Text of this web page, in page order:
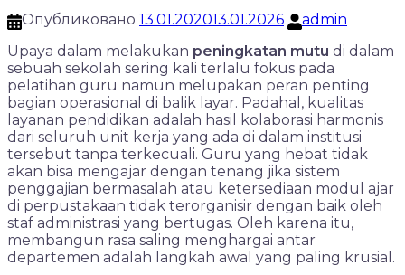
Опубликовано 13.01.202013.01.2026
admin
Upaya dalam melakukan peningkatan mutu di dalam
sebuah sekolah sering kali terlalu fokus pada
pelatihan guru namun melupakan peran penting
bagian operasional di balik layar. Padahal, kualitas
layanan pendidikan adalah hasil kolaborasi harmonis
dari seluruh unit kerja yang ada di dalam institusi
tersebut tanpa terkecuali. Guru yang hebat tidak
akan bisa mengajar dengan tenang jika sistem
penggajian bermasalah atau ketersediaan modul ajar
di perpustakaan tidak terorganisir dengan baik oleh
staf administrasi yang bertugas. Oleh karena itu,
membangun rasa saling menghargai antar
departemen adalah langkah awal yang paling krusial.